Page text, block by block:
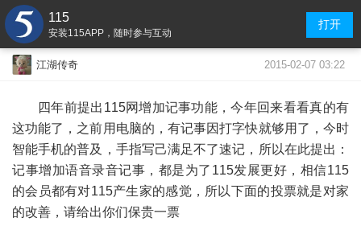
115
安装115APP，随时参与互动
打开
江湖传奇 2015-02-07 03:22
四年前提出115网增加记事功能，今年回来看看真的有
这功能了，之前用电脑的，有记事因打字快就够用了，今时
智能手机的普及，手指写己满足不了速记，所以在此提出：
记事增加语音录音记事，都是为了115发展更好，相信115
的会员都有对115产生家的感觉，所以下面的投票就是对家
的改善，请给出你们保贵一票